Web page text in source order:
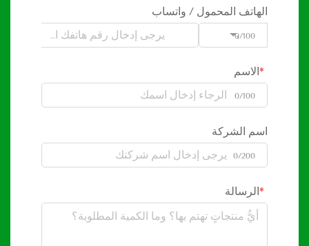
الهاتف المحمول / واتساب
Code0/100
الاسم
0/100
اسم الشركة
0/200
الرسالة